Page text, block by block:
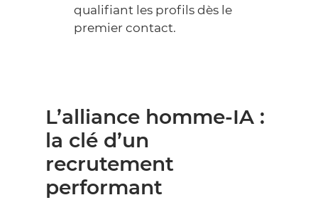
qualifiant les profils dès le
premier contact.
L’alliance homme-IA :
la clé d’un
recrutement
performant